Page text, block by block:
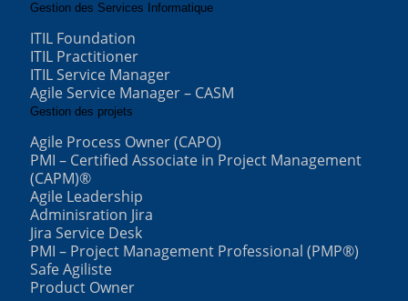
Gestion des Services Informatique
ITIL Foundation
ITIL Practitioner
ITIL Service Manager
Agile Service Manager – CASM
Gestion des projets
Agile Process Owner (CAPO)
PMI – Certified Associate in Project Management
(CAPM)®
Agile Leadership
Adminisration Jira
Jira Service Desk
PMI – Project Management Professional (PMP®)
Safe Agiliste
Product Owner